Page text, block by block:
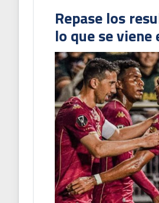
Repase los
lo que se viene